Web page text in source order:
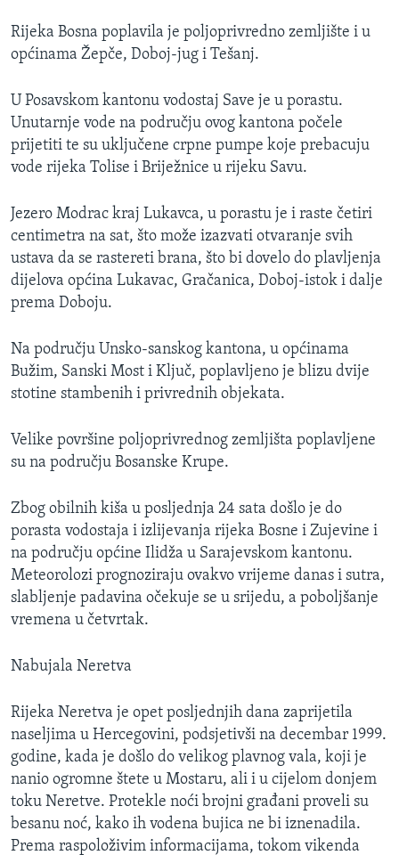
Rijeka Bosna poplavila je poljoprivredno zemljište i u
općinama Žepče, Doboj-jug i Tešanj.
U Posavskom kantonu vodostaj Save je u porastu.
Unutarnje vode na području ovog kantona počele
prijetiti te su uključene crpne pumpe koje prebacuju
vode rijeka Tolise i Briježnice u rijeku Savu.
Jezero Modrac kraj Lukavca, u porastu je i raste četiri
centimetra na sat, što može izazvati otvaranje svih
ustava da se rastereti brana, što bi dovelo do plavljenja
dijelova općina Lukavac, Gračanica, Doboj-istok i dalje
prema Doboju.
Na području Unsko-sanskog kantona, u općinama
Bužim, Sanski Most i Ključ, poplavljeno je blizu dvije
stotine stambenih i privrednih objekata.
Velike površine poljoprivrednog zemljišta poplavljene
su na području Bosanske Krupe.
Zbog obilnih kiša u posljednja 24 sata došlo je do
porasta vodostaja i izlijevanja rijeka Bosne i Zujevine i
na području općine Ilidža u Sarajevskom kantonu.
Meteorolozi prognoziraju ovakvo vrijeme danas i sutra,
slabljenje padavina očekuje se u srijedu, a poboljšanje
vremena u četvrtak.
Nabujala Neretva
Rijeka Neretva je opet posljednjih dana zaprijetila
naseljima u Hercegovini, podsjetivši na decembar 1999.
godine, kada je došlo do velikog plavnog vala, koji je
nanio ogromne štete u Mostaru, ali i u cijelom donjem
toku Neretve. Protekle noći brojni građani proveli su
besanu noć, kako ih vodena bujica ne bi iznenadila.
Prema raspoloživim informacijama, tokom vikenda